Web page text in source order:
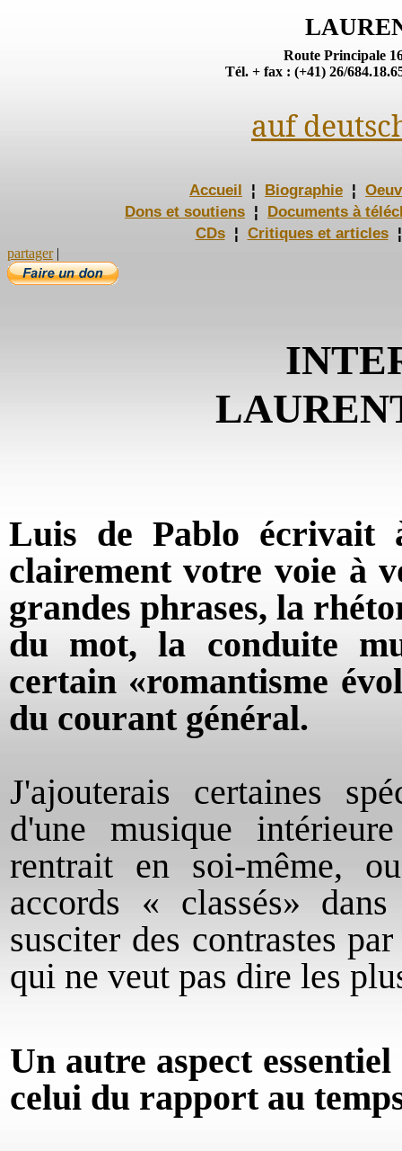
Route Principale
Tél. + fax : (+41) 26/
auf
Accueil ¦ Biographie ¦
Dons et soutiens ¦ Documents à
CDs ¦ Critiques et articles ¦
partager |
Luis de Pablo écrivait
clairement votre voie à
grandes phrases, la
du mot, la conduite
certain «romantisme
du courant général.
J'ajouterais certaines
d'une musique
rentrait en soi-même,
accords « classés»
susciter des contrastes
qui ne veut pas dire les
Un autre aspect
celui du rapport au